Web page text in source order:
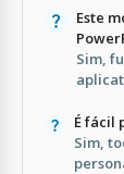
Este
Sim,
É fácil
Sim,